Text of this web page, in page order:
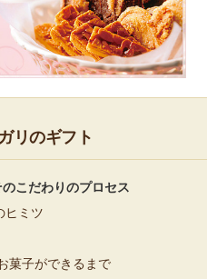
リのギフト
こだわりのプロセス
ヒミツ
菓子ができるまで